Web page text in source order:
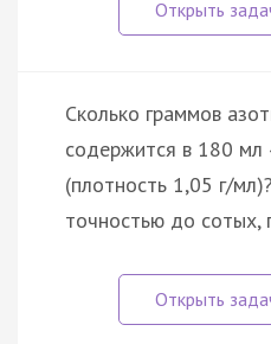
Сколько граммов
содержится в 180 мл
(плотность 1,05 г/
точностью до сотых,